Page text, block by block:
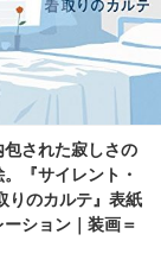
包された寂しさの
『サイレント・
りのカルテ』表紙
ション｜装画＝